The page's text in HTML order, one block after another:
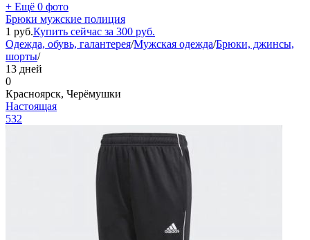
+ Ещё 0 фото
Брюки мужские полиция
1 руб.Купить сейчас за 300 руб.
Одежда, обувь, галантерея/Мужская одежда/Брюки, джинсы,
шорты/
13 дней
0
Красноярск, Черёмушки
Настоящая
532